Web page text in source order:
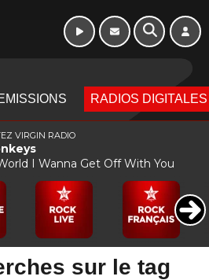
RADIOS DIGITALES
sur le tag
VIRGIN RADIO
I Wanna Get Off With You
10h - 13h